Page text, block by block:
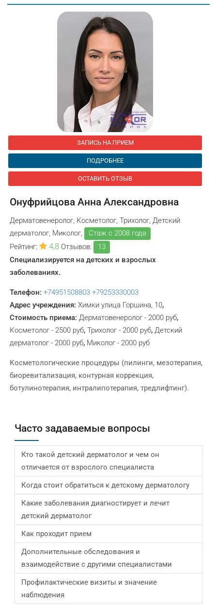
ЗАПИСЬ НА ПРИЕМ
ПОДРОБНЕЕ
ОСТАВИТЬ ОТЗЫВ
Онуфрийцова Анна Александровна
Дерматовенеролог, Косметолог, Трихолог, Детский
дерматолог, Миколог,
Стаж с 2008 года
Рейтинг:
4,8 Отзывов:
13
Специализируется на детских и взрослых
заболеваниях.
Телефон: +74951508803 +79253330003
Адрес учреждения: Химки улица Горшина, 10,
Стоимость приема: Дерматовенеролог - 2000 руб,
Косметолог - 2500 руб, Трихолог - 2000 руб, Детский
дерматолог - 2000 руб, Миколог - 2000 руб
Косметологические процедуры (пилинги, мезотерапия,
биоревитализация, контурная коррекция,
ботулинотерапия, интралипотерапия, тредлифтинг).
Часто задаваемые вопросы
Кто такой детский дерматолог и чем он
отличается от взрослого специалиста
Когда стоит обратиться к детскому дерматологу
Какие заболевания диагностирует и лечит
детский дерматолог
Как проходит прием
Дополнительные обследования и
взаимодействие с другими специалистами
Профилактические визиты и значение
наблюдения